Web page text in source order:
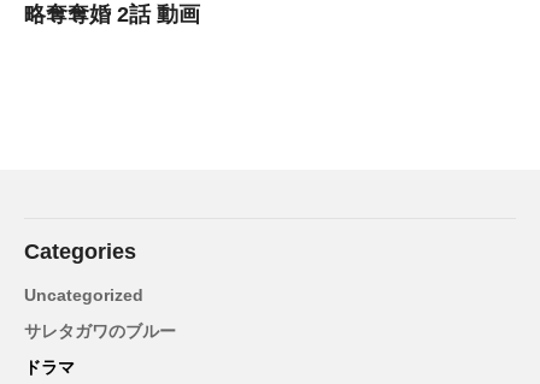
略奪奪婚 2話 動画
Categories
Uncategorized
サレタガワのブルー
ドラマ